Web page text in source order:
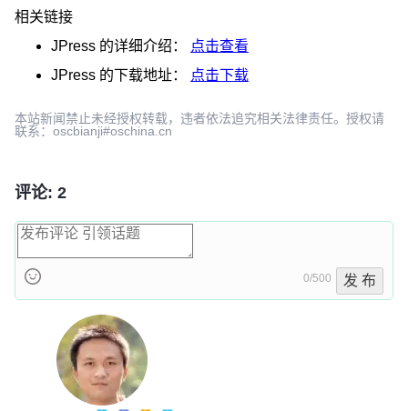
相关链接
JPress 的详细介绍：
点击查看
JPress 的下载地址： 点击下载
本站新闻禁止未经授权转载，违者依法追究相关法律责任。授权请
联系：oscbianji#oschina.cn
评论: 2
0/500 发 布